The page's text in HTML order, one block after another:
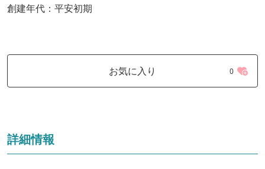
創建年代：平安初期
お気に入り 0
詳細情報